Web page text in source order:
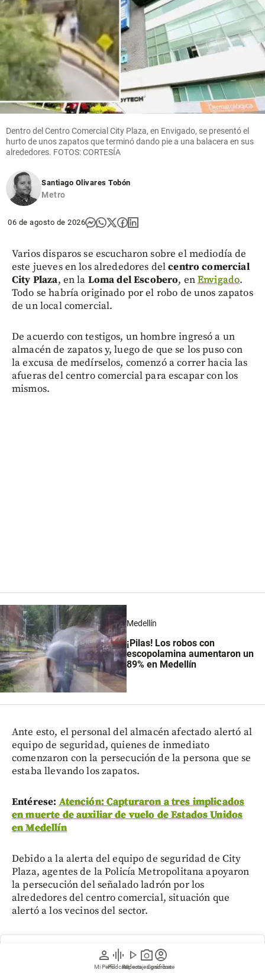
person
Mi Perfil
graphic_eq
Pódcast
play_arrow
Videos
photo_camera
Reportajes gráficos
account_circle
Suscríbete
Dentro del Centro Comercial City Plaza, en Envigado, se presentó el
hurto de unos zapatos que terminó dando pie a una balacera en sus
alrededores. FOTOS: CORTESÍA
Santiago Olivares Tobón
Metro
06 de agosto de 2026
Varios disparos se escucharon sobre el mediodía de
este jueves en los alrededores delcentro comercial
City Plaza, en la Loma del Escobero, enEnvigado.
Todo se habría originado por el robo de unos zapatos
de un local comercial.
De acuerdo con testigos, un hombre ingresó a un
almacén de zapatos y, luego de que se los puso con
la excusa de medírselos, comenzó a correr hacia las
afueras del centro comercial para escapar con los
mismos.
Medellín
¡Pilas! Los robos con
escopolamina aumentaron un
89% en Medellín
Ante esto, el personal del almacén afectado alertó al
equipo de seguridad, quienes de inmediato
comenzaron con la persecución de la persona que se
estaba llevando los zapatos.
Entérese: Atención: Capturaron a tres implicados
en muerte de auxiliar de vuelo de Estados Unidos
en Medellín
Debido a la alerta del equipo de seguridad de City
Plaza, agentes de la Policía Metropolitana apoyaron
la persecución del señalado ladrón por los
alrededores del centro comercial, situación que
alertó a los vecinos del sector.